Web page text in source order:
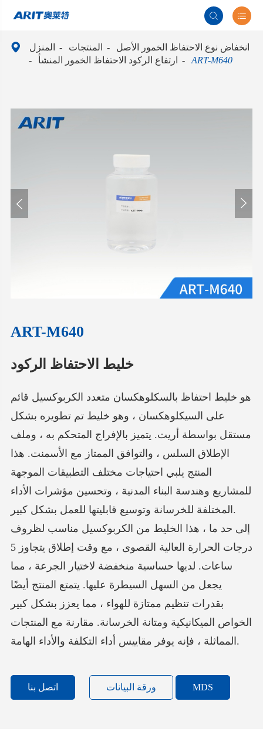
 
 المنزل المنتجات
انخفاض نوع الاحتفاظ الخمور الأصل
ارتفاع الركود الاحتفاظ الخمور المنشأ
ART-M640
 
ART-M640
خليط الاحتفاظ الركود
هو خليط احتفاظ بالسكلوهكسان متعدد الكربوكسيل قائم
على السيكلوهكسان ، وهو خليط تم تطويره بشكل
مستقل بواسطة أريت. يتميز بالإفراج المتحكم به ، وملف
الإطلاق السلس ، والتوافق الممتاز مع الأسمنت. هذا
المنتج يلبي احتياجات مختلف التطبيقات الموجهة
للمشاريع وهندسة البناء المدنية ، وتحسين مؤشرات الأداء
المختلفة للخرسانة وتوسيع قابليتها للعمل بشكل كبير.
إلى حد ما ، هذا الخليط من الكربوكسيل مناسب لظروف
درجات الحرارة العالية القصوى ، مع وقت إطلاق يتجاوز 5
ساعات. لديها حساسية منخفضة لاختيار الجرعة ، مما
يجعل من السهل السيطرة عليها. يتمتع المنتج أيضًا
بقدرات تنظيم ممتازة للهواء ، مما يعزز بشكل كبير
الخواص الميكانيكية ومتانة الخرسانة. مقارنة مع المنتجات
المماثلة ، فإنه يوفر مقاييس أداء التكلفة والأداء الهامة.
اتصل بنا ورقة البيانات MDS